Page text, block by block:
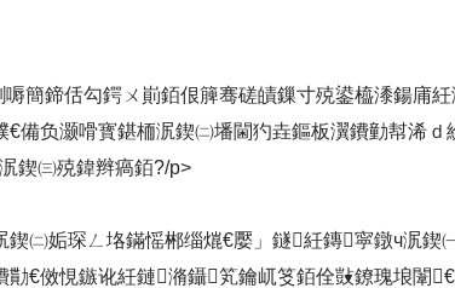
簡鍗佸勾鍔ㄨ崱銆佷簲骞磋皟鏁寸殑鍙橀潻鍚庯
€備负灏嗗寳鍖栭泦鍥㈡墦閫犳垚鏂板瀷鐨勭幇浠
鍥㈢殑鍏辫瘑銆?/p>
鍥㈡姤琛ㄥ垎鏋愮郴缁熴€嬮」鐩紝鏄寜鐓ч泦
勩€傚悓鏃讹紝鏈潃鑷笂鑰屼笅銆佺敱鐐瑰埌闈